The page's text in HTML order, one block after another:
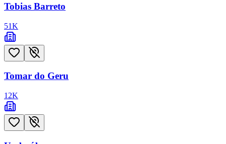
Tobias Barreto
51K
Tomar do Geru
12K